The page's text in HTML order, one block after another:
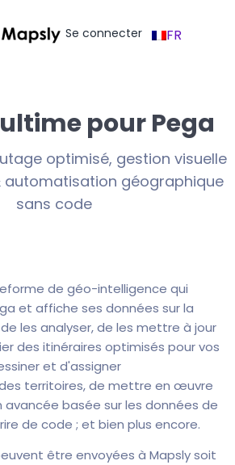
Se connecter FR
pour Pega
optimisé, gestion visuelle
automatisation géographique
sans code
de géo-intelligence qui
et affiche ses données sur la
les analyser, de les mettre à jour
des itinéraires optimisés pour vos
et d'assigner
territoires, de mettre en œuvre
basée sur les données de
de code ; et bien plus encore.
être envoyées à Mapsly soit